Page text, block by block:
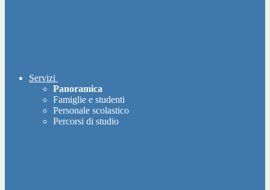
Servizi
Panoramica
Famiglie e studenti
Personale scolastico
Percorsi di studio